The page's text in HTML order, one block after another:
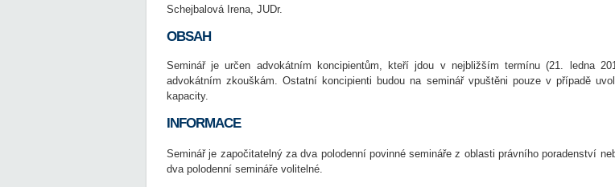
Schejbalová Irena, JUDr.
OBSAH
Seminář je určen advokátním koncipientům, kteří jdou v nejbližším termínu (21. ledna
advokátním zkouškám. Ostatní koncipienti budou na seminář vpuštěni pouze v případě
kapacity.
INFORMACE
Seminář je započitatelný za dva polodenní povinné semináře z oblasti právního poradenství
dva polodenní semináře volitelné.